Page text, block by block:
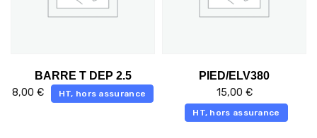
BARRE T DEP 2.5
8,00 € HT, hors assurance
PIED/ELV380
15,00 €
HT, hors assurance